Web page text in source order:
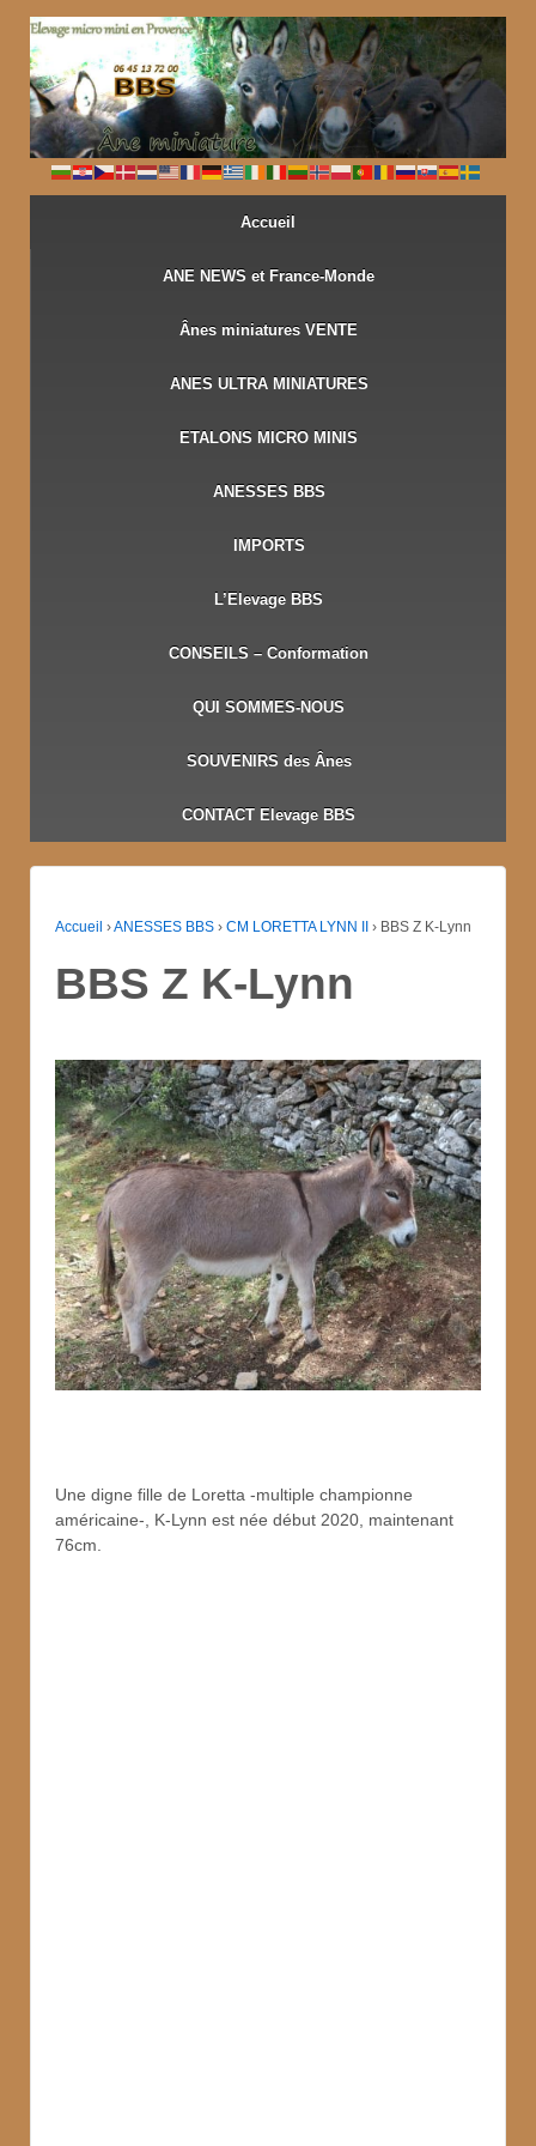
↓
PASSER
AU
CONTENU
PRINCIPAL
Accueil
ANE NEWS et France-Monde
Ânes miniatures VENTE
ANES ULTRA MINIATURES
ETALONS MICRO MINIS
ANESSES BBS
IMPORTS
L’Elevage BBS
CONSEILS – Conformation
QUI SOMMES-NOUS
SOUVENIRS des Ânes
CONTACT Elevage BBS
Accueil ›ANESSES BBS › CM LORETTA LYNN II › BBS Z K-Lynn
BBS Z K-Lynn
Une digne fille de Loretta -multiple championne
américaine-, K-Lynn est née début 2020, maintenant
76cm.